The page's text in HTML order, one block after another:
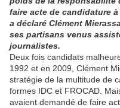
faire acte de candidature
a déclaré Clément
ses partisans venus
journalistes.
Deux fois candidats
1992 et en 2009, Clément
stratégie de la multitude de
formes IDC et FROCAD.
avaient demandé de faire